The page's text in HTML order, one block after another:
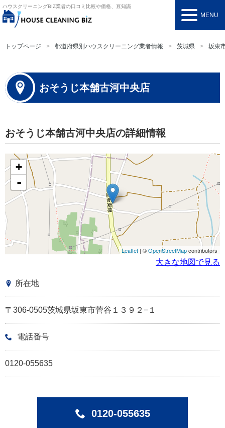
ハウスクリーニングBIZ業者の口コミ比較や価格、豆知識
MENU
トップページ 都道府県別ハウスクリーニング業者情報 茨城県 坂東
おそうじ本舗古河中央店
おそうじ本舗古河中央店の詳細情報
+
-
Leaflet | ©OpenStreetMapcontributors
大きな地図で見る
所在地
〒306-0505茨城県坂東市菅谷１３９２−１
電話番号
0120-055635
0120-055635